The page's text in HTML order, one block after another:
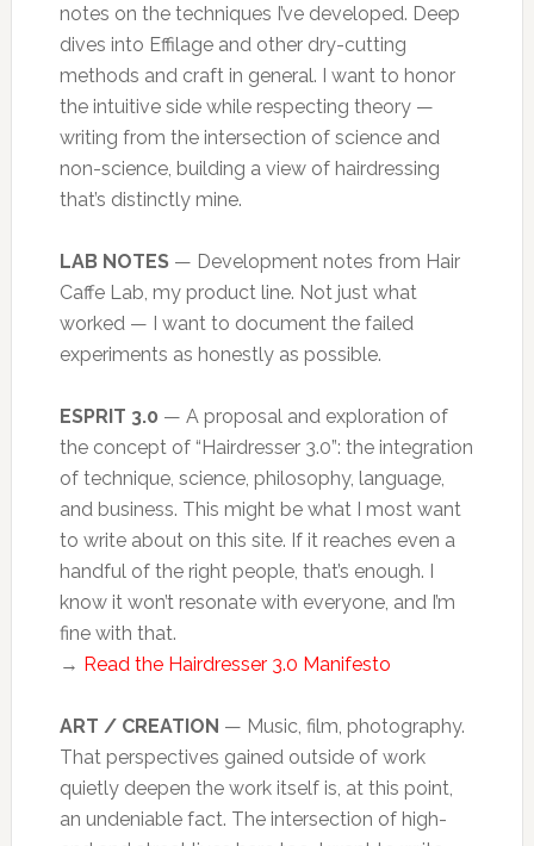
notes on the techniques I’ve developed. Deep
dives into Effilage and other dry-cutting
methods and craft in general. I want to honor
the intuitive side while respecting theory —
writing from the intersection of science and
non-science, building a view of hairdressing
that’s distinctly mine.
LAB NOTES— Development notes from Hair
Caffe Lab, my product line. Not just what
worked — I want to document the failed
experiments as honestly as possible.
ESPRIT 3.0 — A proposal and exploration of
the concept of “Hairdresser 3.0”: the integration
of technique, science, philosophy, language,
and business. This might be what I most want
to write about on this site. If it reaches even a
handful of the right people, that’s enough. I
know it won’t resonate with everyone, and I’m
fine with that.
→ Read the Hairdresser 3.0 Manifesto
ART / CREATION — Music, film, photography.
That perspectives gained outside of work
quietly deepen the work itself is, at this point,
an undeniable fact. The intersection of high-